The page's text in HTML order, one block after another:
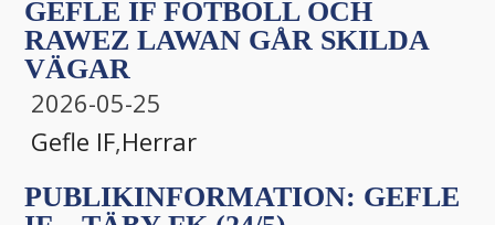
GEFLE IF FOTBOLL OCH
RAWEZ LAWAN GÅR SKILDA
VÄGAR
2026-05-25
Gefle IF,Herrar
PUBLIKINFORMATION: GEFLE